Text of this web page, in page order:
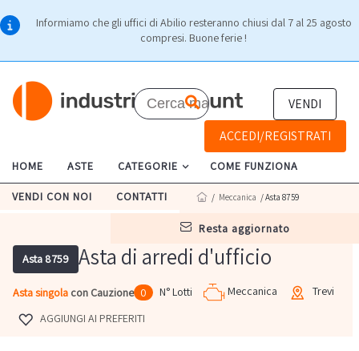
Informiamo che gli uffici di Abilio resteranno chiusi dal 7 al 25 agosto
compresi. Buone ferie !
VENDI
ACCEDI/REGISTRATI
HOME ASTE CATEGORIE COME FUNZIONA
VENDI CON NOI CONTATTI
resta aggiornato
/ Meccanica / Asta 8759
Asta 8759 Asta di arredi d'ufficio
Asta singola con Cauzione 0 N° Lotti Meccanica
Trevi
AGGIUNGI AI PREFERITI